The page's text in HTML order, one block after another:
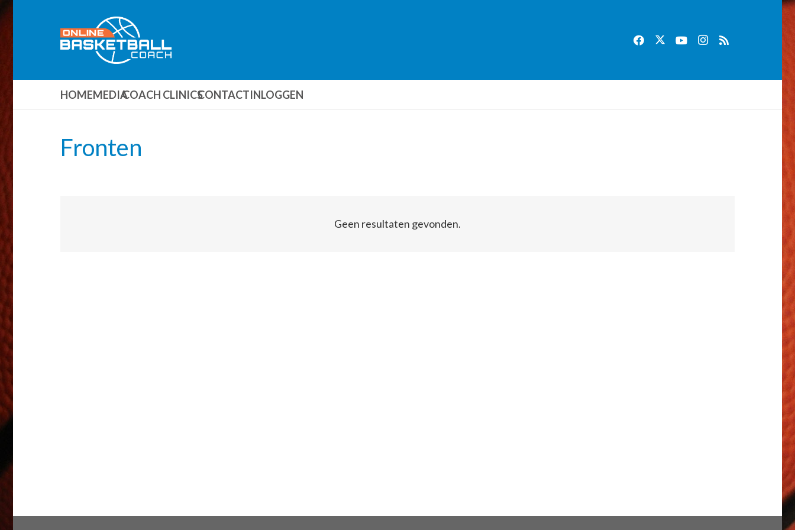
HOMEMEDIACOACH CLINICSCONTACTINLOGGEN
Fronten
Geen resultaten gevonden.